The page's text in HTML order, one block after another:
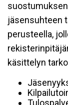
jäsensuhteen
perusteella,
käsittelyn